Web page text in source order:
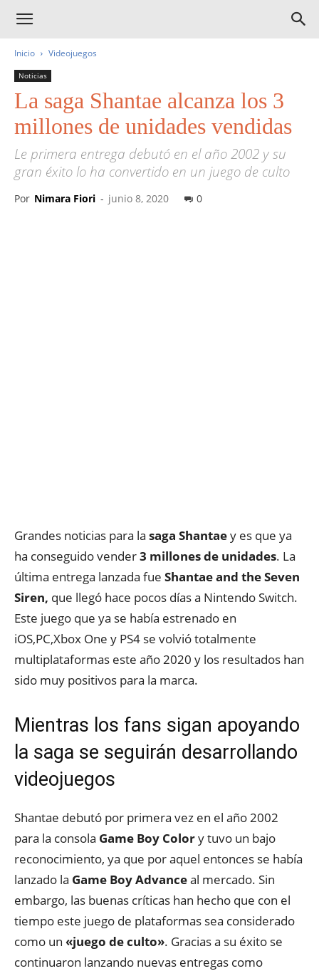
Inicio Videojuegos
Noticias
La saga Shantae alcanza los 3
millones de unidades vendidas
Le primera entrega debutó en el año 2002 y su
gran éxito lo ha convertido en un juego de culto
Por Nimara Fiori - junio 8, 2020 0
Grandes noticias para la saga Shantaey es que ya
ha conseguido vender3 millones de unidades. La
última entrega lanzada fue Shantae and the Seven
Siren, que llegó hace pocos días a Nintendo Switch.
Este juego que ya se había estrenado en
iOS,PC,Xbox One y PS4 se volvió totalmente
multiplataformas este año 2020 y los resultados han
sido muy positivos para la marca.
Mientras los fans sigan apoyando
la saga se seguirán desarrollando
videojuegos
Shantae debutó por primera vez en el año 2002
para la consola Game Boy Colory tuvo un bajo
reconocimiento, ya que por aquel entonces se había
lanzado la Game Boy Advanceal mercado. Sin
embargo, las buenas críticas han hecho que con el
tiempo este juego de plataformas sea considerado
como un «juego de culto». Gracias a su éxito se
continuaron lanzando nuevas entregas como